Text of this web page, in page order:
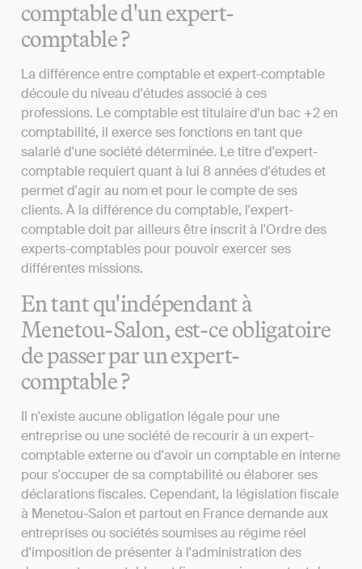
comptable d'un expert-
comptable ?
La différence entre comptable et expert-comptable
découle du niveau d'études associé à ces
professions. Le comptable est titulaire d'un bac +2 en
comptabilité, il exerce ses fonctions en tant que
salarié d'une société déterminée. Le titre d'expert-
comptable requiert quant à lui 8 années d'études et
permet d'agir au nom et pour le compte de ses
clients. À la différence du comptable, l'expert-
comptable doit par ailleurs être inscrit à l'Ordre des
experts-comptables pour pouvoir exercer ses
différentes missions.
En tant qu'indépendant à
Menetou-Salon, est-ce obligatoire
de passer par un expert-
comptable ?
Il n'existe aucune obligation légale pour une
entreprise ou une société de recourir à un expert-
comptable externe ou d'avoir un comptable en interne
pour s'occuper de sa comptabilité ou élaborer ses
déclarations fiscales. Cependant, la législation fiscale
à Menetou-Salon et partout en France demande aux
entreprises ou sociétés soumises au régime réel
d'imposition de présenter à l'administration des